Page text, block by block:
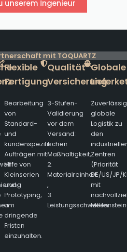
unserem Ingenieur
mit TOQUARTZ
Flexible
Fertigung
Bearbeitung
von
Standard-
und
kundenspezifischen
Aufträgen mit
Hilfe von
Kleinserien
und
Prototyping,
um
dringende
Fristen
einzuhalten.
Qualität
Versicherung
3-Stufen-
Validierung
vor dem
Versand:
1.
Maßhaltigkeit,
2.
Materialreinheit
,
3.
Leistungsschwellen
Globale
globale
Logistik zu
den
Zentren
(Priorität
DE/US/JP/
mit